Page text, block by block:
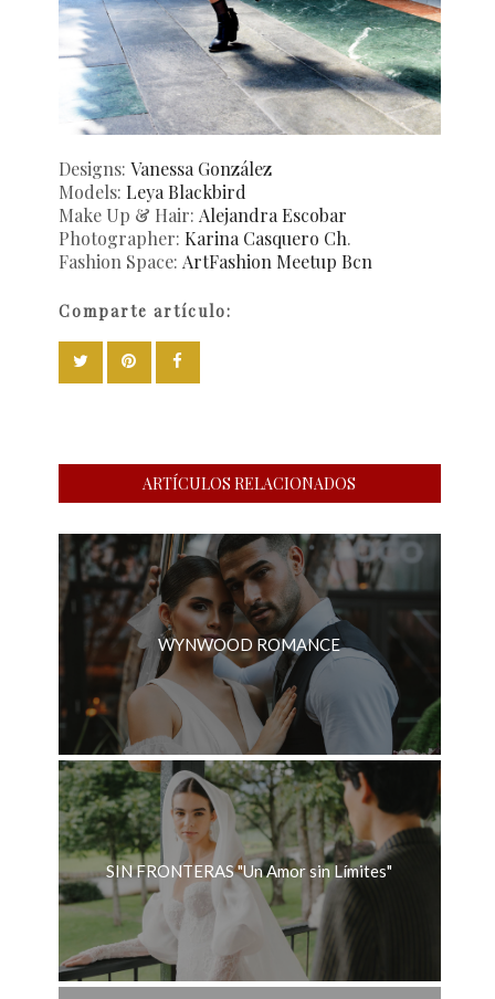
Designs: Vanessa González
Models: Leya Blackbird
Make Up & Hair: Alejandra Escobar
Photographer: Karina Casquero Ch.
Fashion Space: ArtFashion Meetup Bcn
Comparte artículo:
ARTÍCULOS RELACIONADOS
WYNWOOD ROMANCE
SIN FRONTERAS "Un Amor sin Límites"